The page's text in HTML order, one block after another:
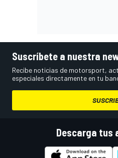
Suscríbete a nuestra
Recibe noticias de motorsport,
especiales directamente en tu
Descarga tus